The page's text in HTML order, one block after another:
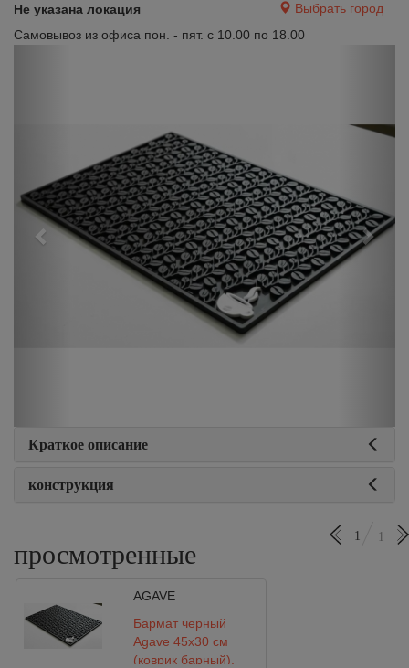
Не указана локация
Выбрать город
Самовывоз из офиса пон. - пят. с 10.00 по 18.00
Краткое описание
конструкция
просмотренные
1 1
AGAVE
Бармат черный
Agave 45х30 см
(коврик барный),